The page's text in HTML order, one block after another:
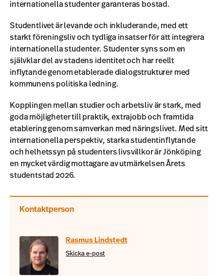
internationella studenter garanteras bostad.
Studentlivet är levande och inkluderande, med ett
starkt föreningsliv och tydliga insatser för att integrera
internationella studenter. Studenter syns som en
självklar del av stadens identitet och har reellt
inflytande genom etablerade dialogstrukturer med
kommunens politiska ledning.
Kopplingen mellan studier och arbetsliv är stark, med
goda möjligheter till praktik, extrajobb och framtida
etablering genom samverkan med näringslivet. Med sitt
internationella perspektiv, starka studentinflytande
och helhetssyn på studenters livsvillkor är Jönköping
en mycket värdig mottagare av utmärkelsen Årets
studentstad 2026.
Kontaktperson
Rasmus Lindstedt
Skicka e-post